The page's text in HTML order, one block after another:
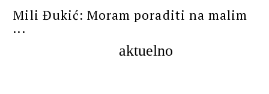
Mili Đukić: Moram poraditi na malim
...
aktuelno